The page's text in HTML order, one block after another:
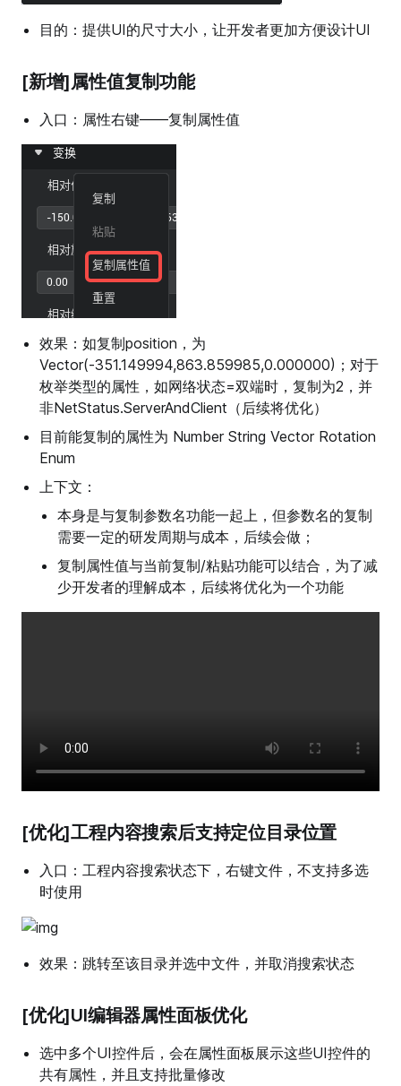
目的：提供UI的尺寸大小，让开发者更加方便设计UI
[新增]属性值复制功能
入口：属性右键——复制属性值
效果：如复制position，为
Vector(-351.149994,863.859985,0.000000)；对于
枚举类型的属性，如网络状态=双端时，复制为2，并
非NetStatus.ServerAndClient（后续将优化）
目前能复制的属性为 Number String Vector Rotation
Enum
上下文：
本身是与复制参数名功能一起上，但参数名的复制
需要一定的研发周期与成本，后续会做；
复制属性值与当前复制/粘贴功能可以结合，为了减
少开发者的理解成本，后续将优化为一个功能
[优化]工程内容搜索后支持定位目录位置
入口：工程内容搜索状态下，右键文件，不支持多选
时使用
效果：跳转至该目录并选中文件，并取消搜索状态
[优化]UI编辑器属性面板优化
选中多个UI控件后，会在属性面板展示这些UI控件的
共有属性，并且支持批量修改